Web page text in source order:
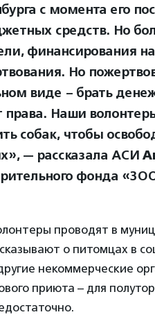
с момента его
средств. Но
финансирования
Но
виде – брать
права. Наши
собак, чтобы
— рассказала АСИ
фонда
проводят в
о питомцах в
некоммерческие
приюта – для